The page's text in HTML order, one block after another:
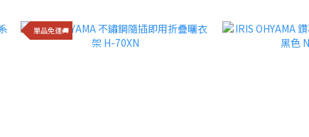
單品免運🚚